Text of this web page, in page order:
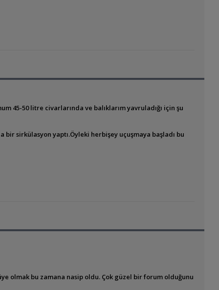
45-50 litre civarlarında ve balıklarım yavruladığı için şu
sirkülasyon yaptı.Öyleki herbişey uçuşmaya başladı bu
olmak bu zamana nasip oldu. Çok güzel bir forum olduğunu